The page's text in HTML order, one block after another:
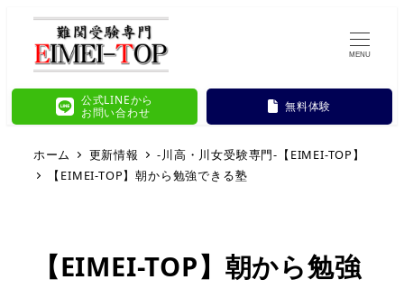
公式LINEから
お問い合わせ
無料体験
MENU
ホーム 更新情報
-川高・川女受験専門-【EIMEI-TOP】
【EIMEI-TOP】朝から勉強できる塾
【EIMEI-TOP】朝から勉強